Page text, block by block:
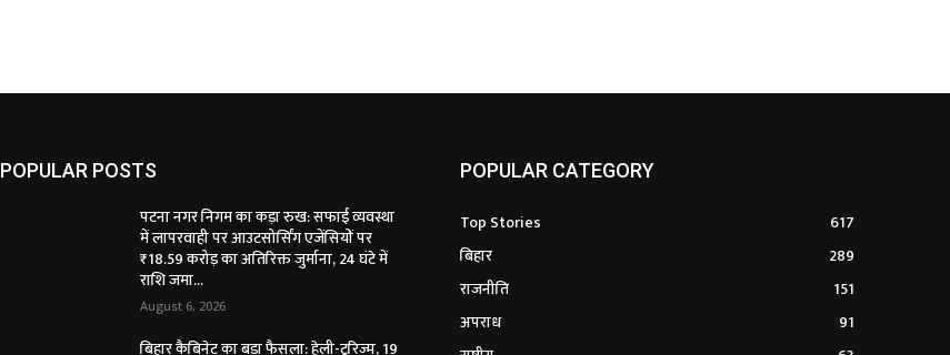
POPULAR POSTS
पटना नगर निगम का कड़ा रुख: सफाई व्यवस्था
में लापरवाही पर आउटसोर्सिंग एजेंसियों पर
₹18.59 करोड़ का अतिरिक्त जुर्माना, 24 घंटे में
राशि जमा...
August 6, 2026
बिहार कैबिनेट का बड़ा फैसला: हेली-टूरिज्म, 19
POPULAR CATEGORY
Top Stories
617
बिहार
289
राजनीति
151
अपराध
91